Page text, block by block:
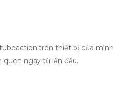
trên thiết bị của
quen ngay từ lần đầu.